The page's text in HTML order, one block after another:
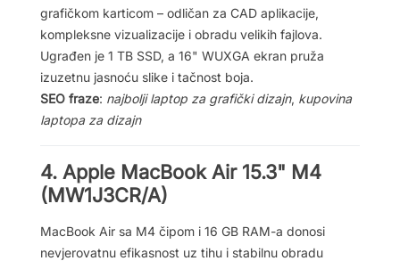
grafičkom karticom – odličan za CAD aplikacije,
kompleksne vizualizacije i obradu velikih fajlova.
Ugrađen je 1 TB SSD, a 16" WUXGA ekran pruža
izuzetnu jasnoću slike i tačnost boja.
SEO fraze: najbolji laptop za grafički dizajn, kupovina
laptopa za dizajn
4. Apple MacBook Air 15.3" M4
(MW1J3CR/A)
MacBook Air sa M4 čipom i 16 GB RAM-a donosi
nevjerovatnu efikasnost uz tihu i stabilnu obradu